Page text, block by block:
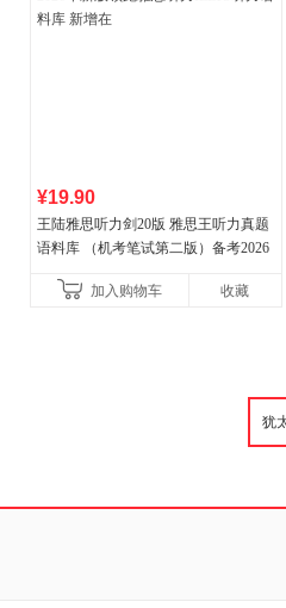
¥19.90
王陆雅思听力剑20版 雅思王听力真题
语料库 （机考笔试第二版）备考2026
新增在
加入购物车 收藏